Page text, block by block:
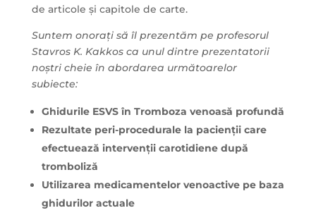
de articole și capitole de carte.
Suntem onorați să îl prezentăm pe profesorul
Stavros K. Kakkos ca unul dintre prezentatorii
noștri cheie în abordarea următoarelor
subiecte:
Ghidurile ESVS în Tromboza venoasă profundă
Rezultate peri-procedurale la pacienții care
efectuează intervenții carotidiene după
tromboliză
Utilizarea medicamentelor venoactive pe baza
ghidurilor actuale